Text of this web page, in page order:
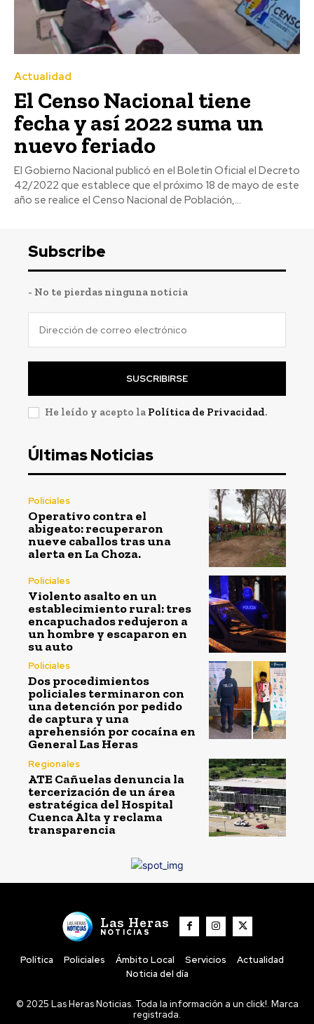
Actualidad
El Censo Nacional tiene
fecha y así 2022 suma un
nuevo feriado
El Gobierno Nacional publicó en el Boletín Oficial el Decreto
42/2022 que establece que el próximo 18 de mayo de este
año se realice el Censo Nacional de Población,...
Subscribe
- No te pierdas ninguna noticia
SUSCRIBIRSE
He leído y acepto la Política de Privacidad.
Últimas Noticias
Policiales
Operativo contra el
abigeato: recuperaron
nueve caballos tras una
alerta en La Choza.
Policiales
Violento asalto en un
establecimiento rural: tres
encapuchados redujeron a
un hombre y escaparon en
su auto
Policiales
Dos procedimientos
policiales terminaron con
una detención por pedido
de captura y una
aprehensión por cocaína en
General Las Heras
Regionales
ATE Cañuelas denuncia la
tercerización de un área
estratégica del Hospital
Cuenca Alta y reclama
transparencia
Las Heras
NOTICIAS
Política Policiales Ámbito Local Servicios
Actualidad
Noticia del día
© 2025 Las Heras Noticias. Toda la información a un click!. Marca
registrada.